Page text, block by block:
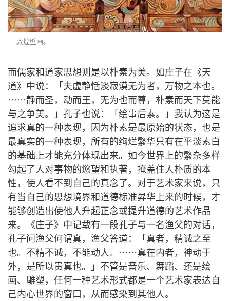
敦煌壁画。
而儒家和道家思想则是以朴素为美。如庄子在《天
道》中说：「夫虚静恬淡寂漠无为者，万物之本也。
⋯⋯静而圣，动而王，无为也而尊，朴素而天下莫能
与之争美。」孔子也说：「绘事后素。」我认为这是
追求真的一种表现，因为朴素是最原始的状态，也是
最真实的一种表现，所有的绚烂繁华只有在平淡素白
的基础上才能充分体现出来。如今世界上的繁杂多样
勾起了人对事物的慾望和执著，掩盖住人朴质的本
性，使人看不到自己的真念了。对于艺术家来说，只
有当自己的思想境界和道德标准昇华上来的时候，才
能够创造出使他人升起正念或提升道德的艺术作品
来。《庄子》中记载有一段孔子与一名渔父的对话，
孔子问渔父何谓真，渔父答道：「真者，精诚之至
也。不精不诚，不能动人。⋯⋯真在内者，神动于
外，是所以贵真也。」不管是音乐、舞蹈、还是绘
画、雕塑，任何一种艺术形式都是一个艺术家表达自
己内心世界的窗口，从而感染到其他人。